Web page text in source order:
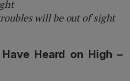
will be out of sight
Heard on High –